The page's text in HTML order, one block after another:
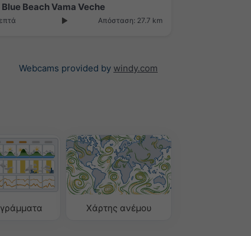
Beach Vama Veche
Απόσταση: 27.7 km
Webcams provided by windy.com
Χάρτης ανέμου